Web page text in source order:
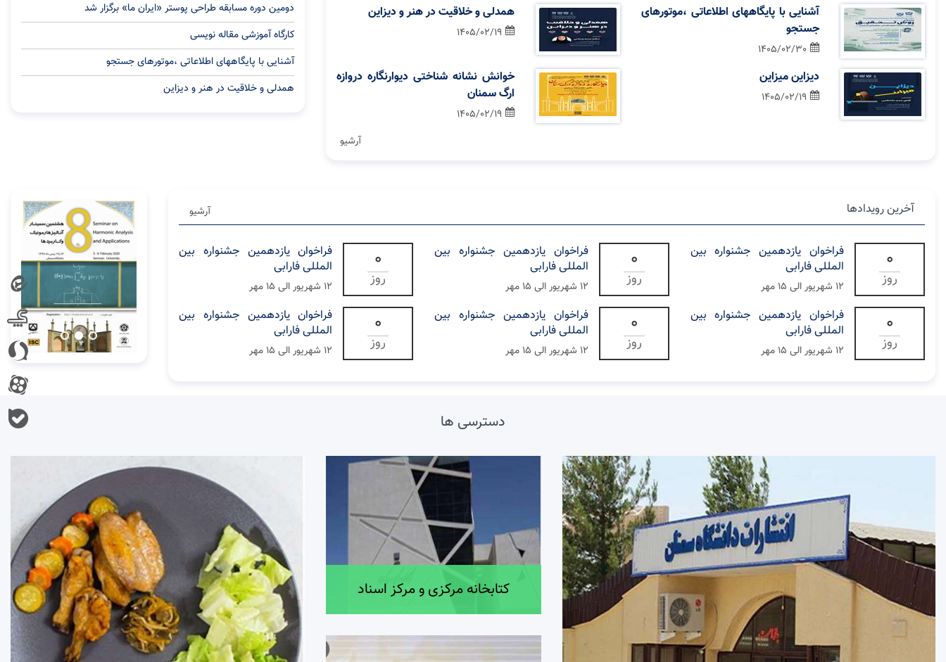
آشنایی با پایگاههای اطلاعاتی ،موتورهای
جستجو
1405/02/30
همدلی و خلاقیت در هنر و دیزاین
1405/02/19
دیزاین میزاین
1405/02/19
خوانش نشانه شناختی دیوارنگاره دروازه
ارگ سمنان
1405/02/19
آرشیو
دوﻣﯿﻦ دوره ﻣﺴﺎﺑﻘﻪ ﻃﺮاحی پوﺳﺘﺮ «اﯾﺮان ﻣﺎ» برگزار شد
کارگاه آموزشی مقاله نویسی
آشنایی با پایگاههای اطلاعاتی ،موتورهای جستجو
همدلی و خلاقیت در هنر و دیزاین
آخرین رویدادها آرشیو
0
روز
فراخوان یازدهمین جشنواره بین
المللی فارابی
۱۲ شهریور الی ۱۵ مهر
0
روز
فراخوان یازدهمین جشنواره بین
المللی فارابی
۱۲ شهریور الی ۱۵ مهر
0
روز
فراخوان یازدهمین جشنواره بین
المللی فارابی
۱۲ شهریور الی ۱۵ مهر
0
روز
فراخوان یازدهمین جشنواره بین
المللی فارابی
۱۲ شهریور الی ۱۵ مهر
0
روز
فراخوان یازدهمین جشنواره بین
المللی فارابی
۱۲ شهریور الی ۱۵ مهر
0
روز
فراخوان یازدهمین جشنواره بین
المللی فارابی
۱۲ شهریور الی ۱۵ مهر
دسترسی ها
کتابخانه مرکزی و مرکز اسناد